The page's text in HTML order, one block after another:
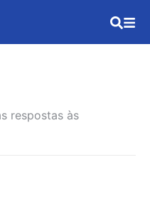
respostas às